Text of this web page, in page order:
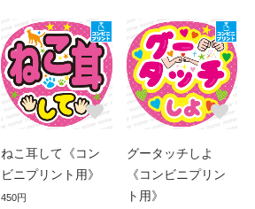
ねこ耳して《コン
ビニプリント用》
450円
グータッチしよ
《コンビニプリン
ト用》